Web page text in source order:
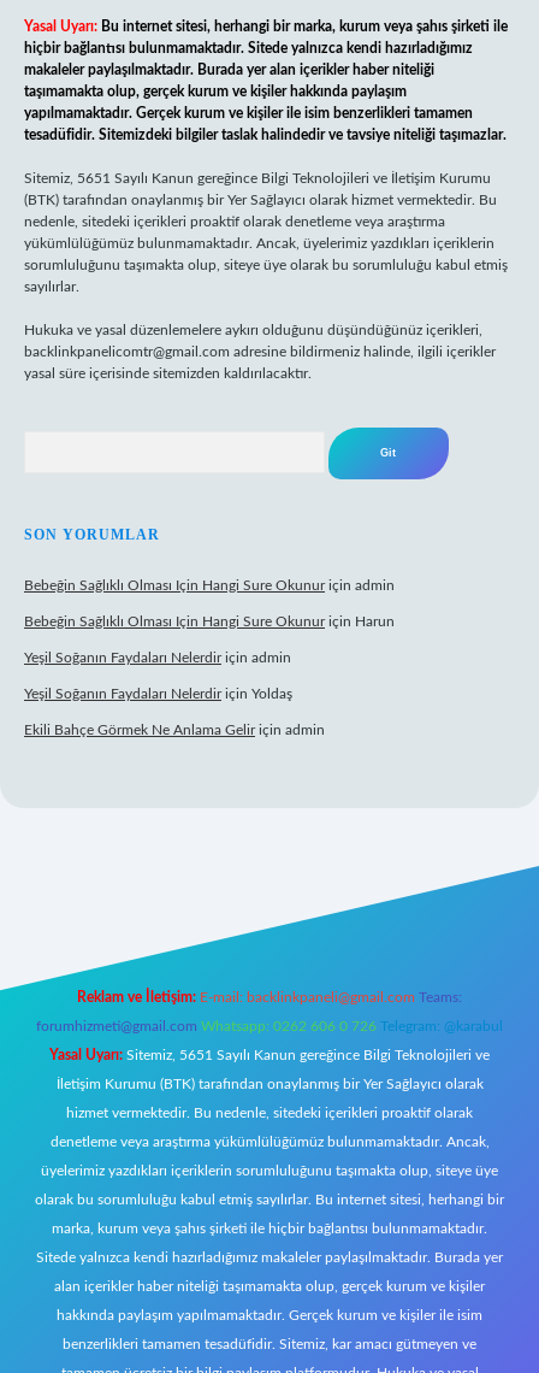
Yasal Uyarı: Bu internet sitesi, herhangi bir marka, kurum veya şahıs şirketi ile
hiçbir bağlantısı bulunmamaktadır. Sitede yalnızca kendi hazırladığımız
makaleler paylaşılmaktadır. Burada yer alan içerikler haber niteliği
taşımamakta olup, gerçek kurum ve kişiler hakkında paylaşım
yapılmamaktadır. Gerçek kurum ve kişiler ile isim benzerlikleri tamamen
tesadüfidir. Sitemizdeki bilgiler taslak halindedir ve tavsiye niteliği taşımazlar.
Sitemiz, 5651 Sayılı Kanun gereğince Bilgi Teknolojileri ve İletişim Kurumu
(BTK) tarafından onaylanmış bir Yer Sağlayıcı olarak hizmet vermektedir. Bu
nedenle, sitedeki içerikleri proaktif olarak denetleme veya araştırma
yükümlülüğümüz bulunmamaktadır. Ancak, üyelerimiz yazdıkları içeriklerin
sorumluluğunu taşımakta olup, siteye üye olarak bu sorumluluğu kabul etmiş
sayılırlar.
Hukuka ve yasal düzenlemelere aykırı olduğunu düşündüğünüz içerikleri,
backlinkpanelicomtr@gmail.com adresine bildirmeniz halinde, ilgili içerikler
yasal süre içerisinde sitemizden kaldırılacaktır.
SON YORUMLAR
Bebeğin Sağlıklı Olması Için Hangi Sure Okunuriçin admin
Bebeğin Sağlıklı Olması Için Hangi Sure Okunuriçin Harun
Yeşil Soğanın Faydaları Nelerdiriçin admin
Yeşil Soğanın Faydaları Nelerdiriçin Yoldaş
Ekili Bahçe Görmek Ne Anlama Geliriçin admin
Reklam ve İletişim: E-mail: backlinkpaneli@gmail.com Teams:
forumhizmeti@gmail.com Whatsapp: 0262 606 0 726 Telegram: @karabul
Yasal Uyarı: Sitemiz, 5651 Sayılı Kanun gereğince Bilgi Teknolojileri ve
İletişim Kurumu (BTK) tarafından onaylanmış bir Yer Sağlayıcı olarak
hizmet vermektedir. Bu nedenle, sitedeki içerikleri proaktif olarak
denetleme veya araştırma yükümlülüğümüz bulunmamaktadır. Ancak,
üyelerimiz yazdıkları içeriklerin sorumluluğunu taşımakta olup, siteye üye
olarak bu sorumluluğu kabul etmiş sayılırlar. Bu internet sitesi, herhangi bir
marka, kurum veya şahıs şirketi ile hiçbir bağlantısı bulunmamaktadır.
Sitede yalnızca kendi hazırladığımız makaleler paylaşılmaktadır. Burada yer
alan içerikler haber niteliği taşımamakta olup, gerçek kurum ve kişiler
hakkında paylaşım yapılmamaktadır. Gerçek kurum ve kişiler ile isim
benzerlikleri tamamen tesadüfidir. Sitemiz, kar amacı gütmeyen ve